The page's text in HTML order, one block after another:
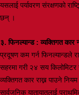
यसलाई पर्यावरण संरक्षणको
छन् ।
३. फिनल्यान्ड : व्यक्तिगत कार
प्रदूषण कम गर्न फिनल्यान्डले
सहरमा गरी २४ सय
व्यक्तिगत कार राख्न पाउने
सार्वजनिक यातायातलाई